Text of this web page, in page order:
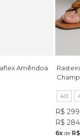
Amêndoa
40
R$
R$
6x de